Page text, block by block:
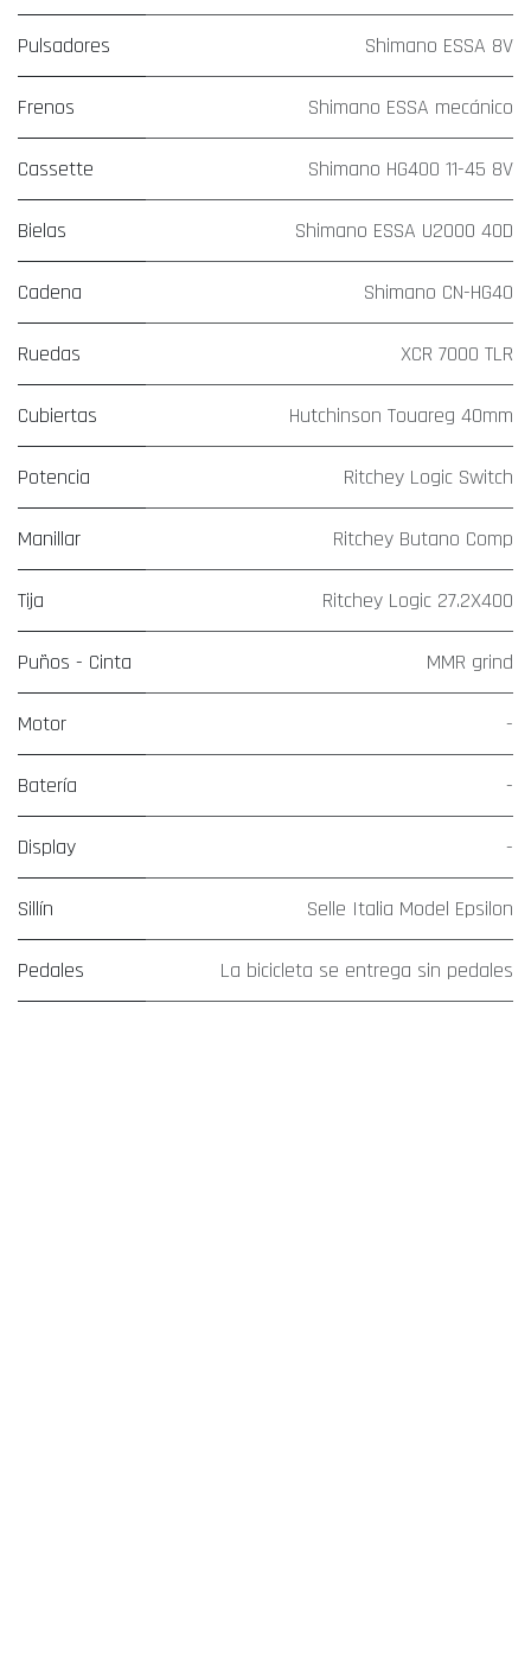
Pulsadores Shimano ESSA 8V
Frenos Shimano ESSA mecánico
Cassette Shimano HG400 11-45 8V
Bielas Shimano ESSA U2000 40D
Cadena Shimano CN-HG40
Ruedas XCR 7000 TLR
Cubiertas Hutchinson Touareg 40mm
Potencia Ritchey Logic Switch
Manillar Ritchey Butano Comp
Tija Ritchey Logic 27.2X400
Puños - Cinta MMR grind
Motor -
Batería -
Display -
Sillín Selle Italia Model Epsilon
Pedales La bicicleta se entrega sin pedales